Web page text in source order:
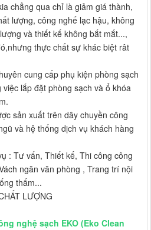
chẳng qua chỉ là giảm giá thành,
lượng, công nghế lạc hậu, không
và thiết kế không bắt mắt...,
thực chất sự khác biệt rât
cung cấp phụ kiện phòng sạch
lắp đặt phòng sạch và ổ khóa
sản xuất trên dây chuyền công
và hệ thống dịch vụ khách hàng
: Tư vấn, Thiết kế, Thi công công
ngăn văn phòng , Trang trí nội
thấm...
LƯỢNG
nghệ sạch EKO (Eko Clean